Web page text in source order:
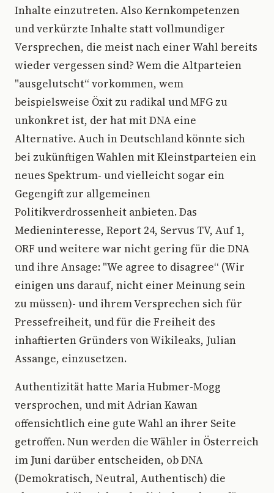
Inhalte einzutreten. Also Kernkompetenzen
und verkürzte Inhalte statt vollmundiger
Versprechen, die meist nach einer Wahl bereits
wieder vergessen sind? Wem die Altparteien
"ausgelutscht“ vorkommen, wem
beispielsweise Öxit zu radikal und MFG zu
unkonkret ist, der hat mit DNA eine
Alternative. Auch in Deutschland könnte sich
bei zukünftigen Wahlen mit Kleinstparteien ein
neues Spektrum- und vielleicht sogar ein
Gegengift zur allgemeinen
Politikverdrossenheit anbieten. Das
Medieninteresse, Report 24, Servus TV, Auf 1,
ORF und weitere war nicht gering für die DNA
und ihre Ansage: "We agree to disagree“ (Wir
einigen uns darauf, nicht einer Meinung sein
zu müssen)- und ihrem Versprechen sich für
Pressefreiheit, und für die Freiheit des
inhaftierten Gründers von Wikileaks, Julian
Assange, einzusetzen.
Authentizität hatte Maria Hubmer-Mogg
versprochen, und mit Adrian Kawan
offensichtlich eine gute Wahl an ihrer Seite
getroffen. Nun werden die Wähler in Österreich
im Juni darüber entscheiden, ob DNA
(Demokratisch, Neutral, Authentisch) die